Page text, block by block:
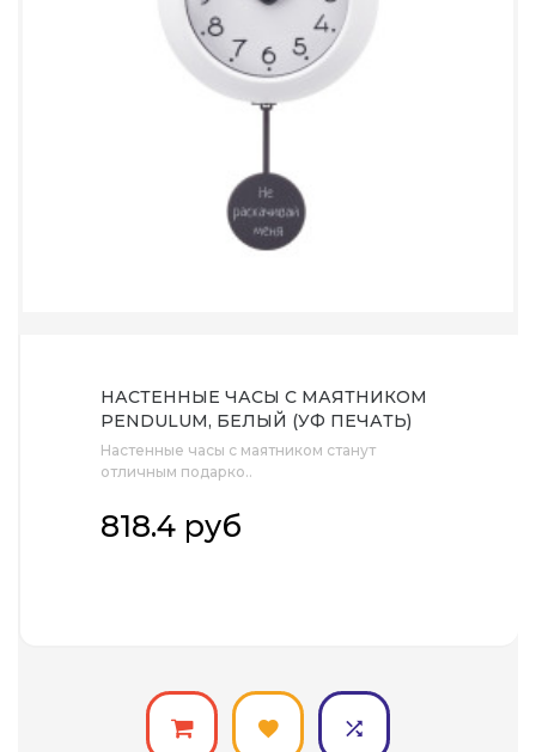
НАСТЕННЫЕ ЧАСЫ С МАЯТНИКОМ
PENDULUM, БЕЛЫЙ (УФ ПЕЧАТЬ)
Настенные часы с маятником станут
отличным подарко..
818.4 руб